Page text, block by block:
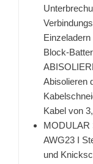
Block-
Abisolieren
Kabel von
MODULAR
AWG23 I
und